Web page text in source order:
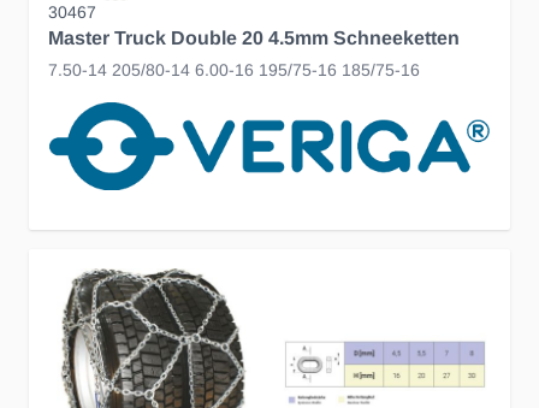
30467
Master Truck Double 20 4.5mm Schneeketten
7.50-14 205/80-14 6.00-16 195/75-16 185/75-16